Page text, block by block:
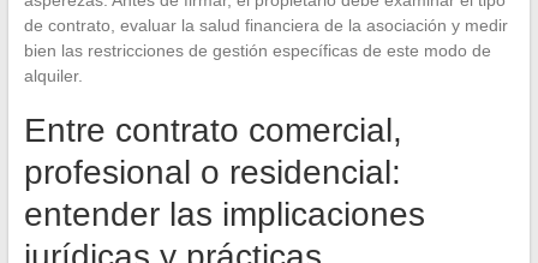
de contrato, evaluar la salud financiera de la asociación y medir
bien las restricciones de gestión específicas de este modo de
alquiler.
Entre contrato comercial,
profesional o residencial:
entender las implicaciones